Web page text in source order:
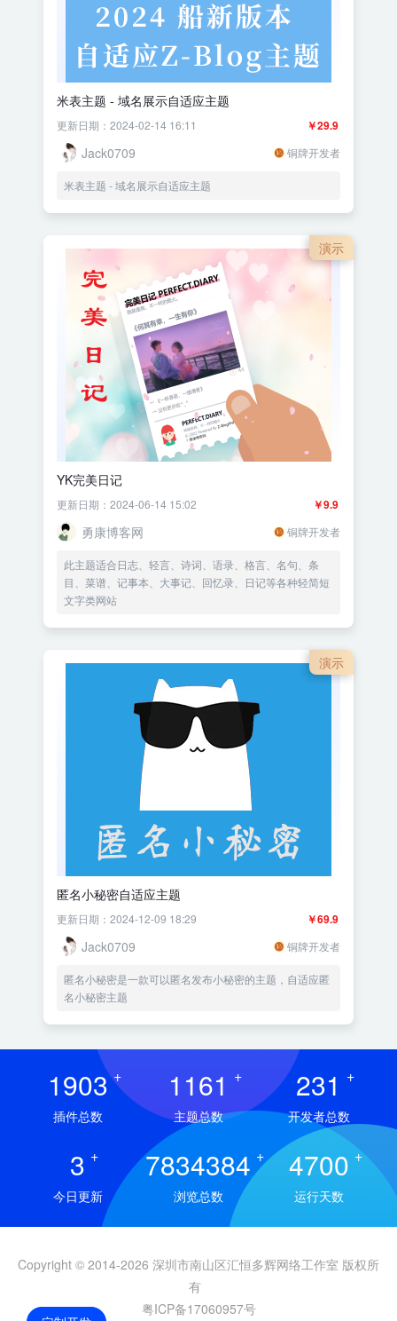
米表主题 - 域名展示自适应主题
￥29.9
更新日期：2024-02-14 16:11
Jack0709 铜牌开发者
米表主题 - 域名展示自适应主题
演示
YK完美日记
￥9.9
更新日期：2024-06-14 15:02
勇康博客网 铜牌开发者
此主题适合日志、轻言、诗词、语录、格言、名句、条
目、菜谱、记事本、大事记、回忆录、日记等各种轻简短
文字类网站
演示
匿名小秘密自适应主题
￥69.9
更新日期：2024-12-09 18:29
Jack0709 铜牌开发者
匿名小秘密是一款可以匿名发布小秘密的主题，自适应匿
名小秘密主题
1903 +
插件总数
1161 +
主题总数
231 +
开发者总数
3 +
今日更新
7834384 +
浏览总数
4700 +
运行天数
Copyright © 2014-2026 深圳市南山区汇恒多辉网络工作室 版权所
有
粤ICP备17060957号